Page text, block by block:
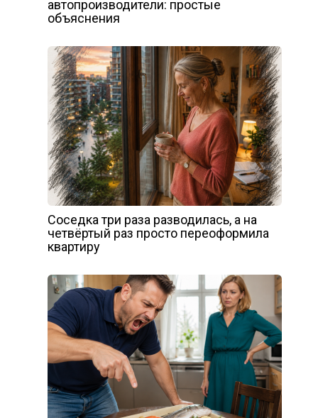
автопроизводители: простые
объяснения
Соседка три раза разводилась, а на
четвёртый раз просто переоформила
квартиру